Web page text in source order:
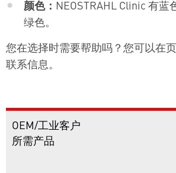
颜色： NEOSTRAHL Clinic 有蓝
绿色。
您在选择时需要帮助吗？您可以在
联系信息。
OEM/工业客户
所需产品